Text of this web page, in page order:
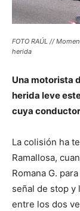
FOTO RAÚL //
herida
Una motorista
herida leve
cuya
La colisión ha
Ramallosa,
Romana G.
señal de stop y
entre los dos